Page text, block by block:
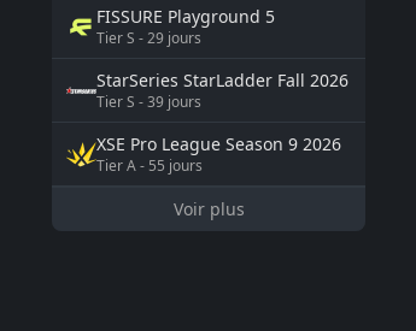
FISSURE Playground 5
TierS -29 jours
StarSeries StarLadder Fall 2026
TierS -39 jours
XSE Pro League Season 9 2026
TierA- 55 jours
Voir plus